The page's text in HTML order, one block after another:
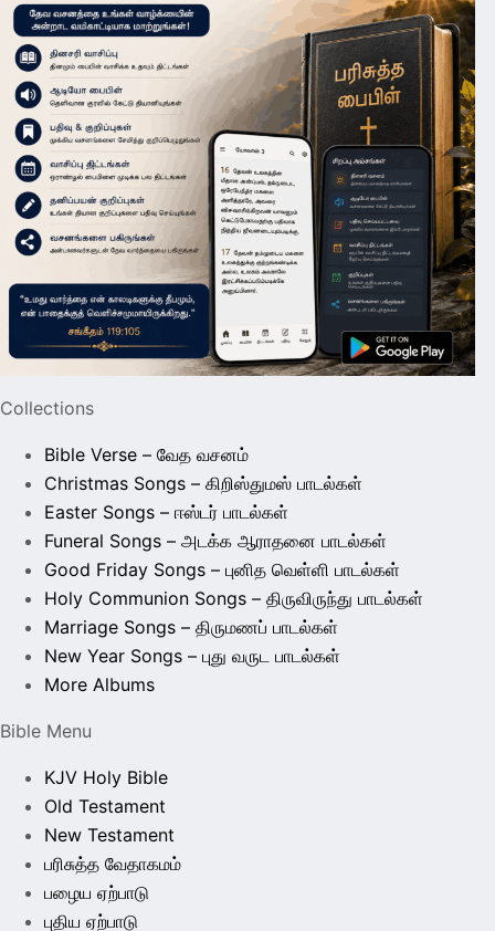
Collections
Bible Verse – வேத வசனம்
Christmas Songs – கிறிஸ்துமஸ் பாடல்கள்
Easter Songs – ஈஸ்டர் பாடல்கள்
Funeral Songs – அடக்க ஆராதனை பாடல்கள்
Good Friday Songs – புனித வெள்ளி பாடல்கள்
Holy Communion Songs – திருவிருந்து பாடல்கள்
Marriage Songs – திருமணப் பாடல்கள்
New Year Songs – புது வருட பாடல்கள்
More Albums
Bible Menu
KJV Holy Bible
Old Testament
New Testament
பரிசுத்த வேதாகமம்
பழைய ஏற்பாடு
புதிய ஏற்பாடு